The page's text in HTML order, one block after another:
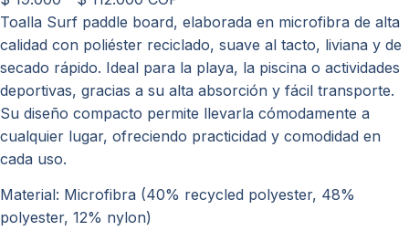
Toalla Surf paddle board, elaborada en microfibra de alta
calidad con poliéster reciclado, suave al tacto, liviana y de
secado rápido. Ideal para la playa, la piscina o actividades
deportivas, gracias a su alta absorción y fácil transporte.
Su diseño compacto permite llevarla cómodamente a
cualquier lugar, ofreciendo practicidad y comodidad en
cada uso.
Material: Microfibra (40% recycled polyester, 48%
polyester, 12% nylon)